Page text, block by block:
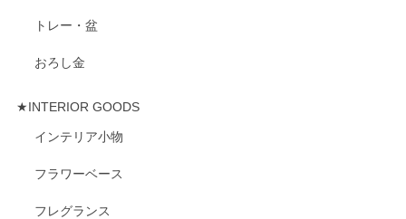
トレー・盆
おろし金
★INTERIOR GOODS
インテリア小物
フラワーベース
フレグランス